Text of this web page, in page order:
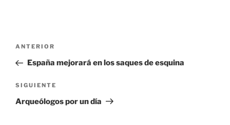
Navegación
entradas
Entrada
anterior:
ANTERIOR
España mejorará en los saques de esquina
Siguiente
entrada
SIGUIENTE
Arqueólogos por un día